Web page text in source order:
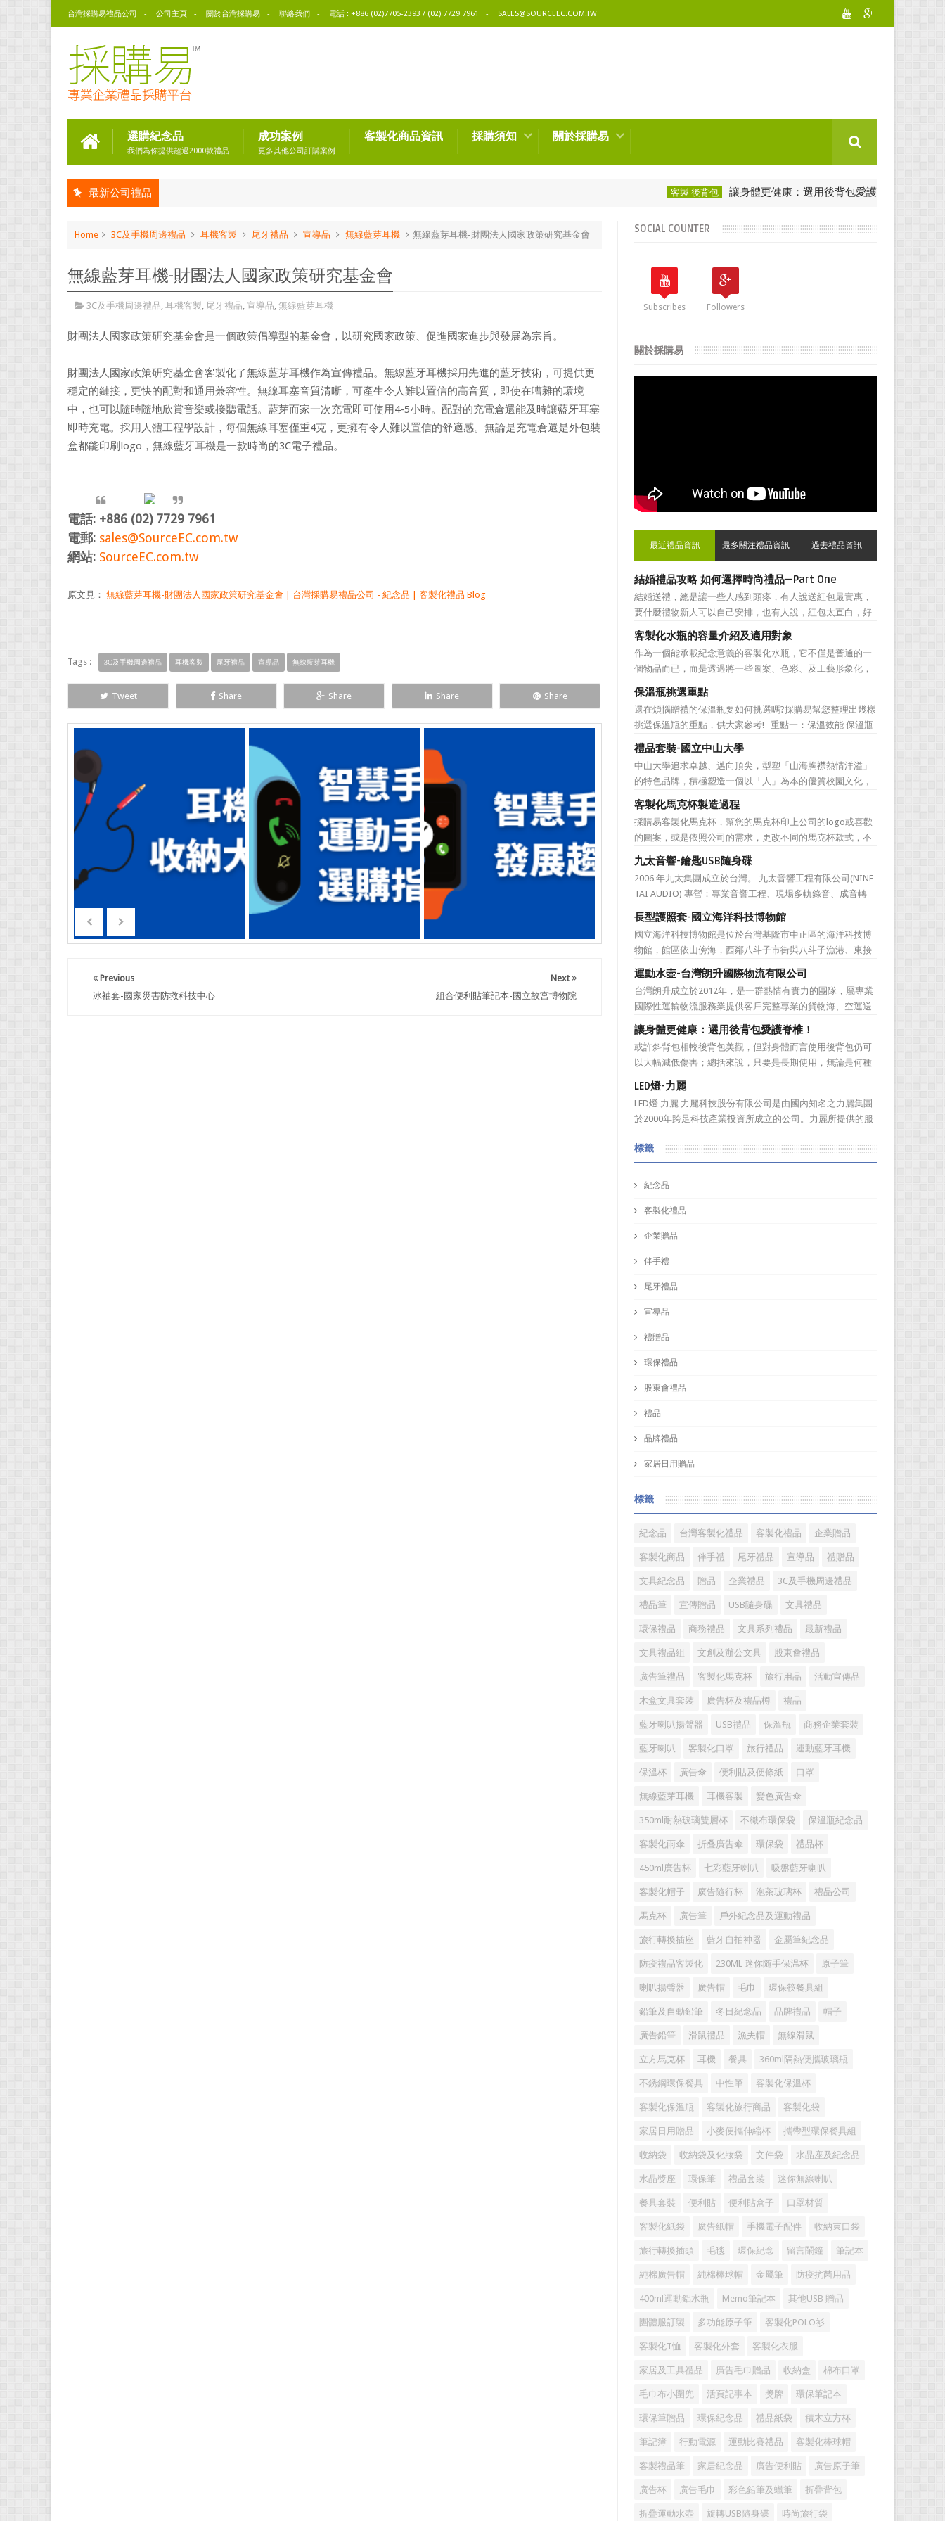
台灣採購易禮品公司 公司主頁 關於台灣採購易 聯絡我們 電話 : +886 (02)7705-2393 / (02) 7729 7961 SALES@SOURCEEC.COM.TW
選購紀念品
我們為你提供超過2000款禮品
成功案例
更多其他公司訂購案例
客製化商品資訊 採購須知 關於採購易
最新公司禮品 客製 後背包 讓身體更健康：選用後背包愛護脊椎！
Home 3C及手機周邊禮品 耳機客製 尾牙禮品 宣導品 無線藍芽耳機 無線藍芽耳機-財團法人國家政策研究基金會
無線藍芽耳機-財團法人國家政策研究基金會
3C及手機周邊禮品, 耳機客製, 尾牙禮品, 宣導品, 無線藍芽耳機
財團法人國家政策研究基金會是一個政策倡導型的基金會，以研究國家政策、促進國家進步與發展為宗旨。 ​
財團法人國家政策研究基金會客製化了無線藍芽耳機作為宣傳禮品。無線藍牙耳機採用先進的藍牙技術，可提供更
穩定的鏈接，更快的配對和通用兼容性。無線耳塞音質清晰，可產生令人難以置信的高音質，即使在嘈雜的環境
中，也可以隨時隨地欣賞音樂或接聽電話。藍芽而家一次充電即可使用4-5小時。配對的充電倉還能及時讓藍牙耳塞
即時充電。採用人體工程學設計，每個無線耳塞僅重4克，更擁有令人難以置信的舒適感。無論是充電倉還是外包裝
盒都能印刷logo，無線藍牙耳機是一款時尚的3C電子禮品。
電話: +886 (02) 7729 7961
電郵: sales@SourceEC.com.tw
網站: SourceEC.com.tw
原文見： 無線藍芽耳機-財團法人國家政策研究基金會 | 台灣採購易禮品公司 - 紀念品 | 客製化禮品 Blog
Tags : 3C及手機周邊禮品 耳機客製 尾牙禮品 宣導品 無線藍芽耳機
Tweet Share Share Share Share
Next
組合便利貼筆記本-國立故宮博物院
Previous
冰袖套-國家災害防救科技中心
SOCIAL COUNTER
Subscribes Followers
關於採購易
最近禮品資訊 最多關注禮品資訊 過去禮品資訊
結婚禮品攻略 如何選擇時尚禮品—Part One
結婚送禮，總是讓一些人感到頭疼，有人說送紅包最實惠，
要什麼禮物新人可以自己安排，也有人說，紅包太直白，好
朋友之間還是禮物顯得更加親密。然而，挑選結婚禮物卻一
直是許多人最棘手的任務，送得不好反而怕有影響友誼什麼
的。下面為大家準備的一份簡單的結婚禮品攻略，希望能為
大家排憂解難吧! ...
客製化水瓶的容量介紹及適用對象
作為一個能承載紀念意義的客製化水瓶，它不僅是普通的一
個物品而已，而是透過將一些圖案、色彩、及工藝形象化，
來象徵公司的特有文化。它塑造了公司的品牌，也體現公司
的特色，同時也能表達對於接受贈禮方的感激之情。此外，
作為一樣每天都會用到的必需品，水瓶也含有虛懷若谷、有
容乃大的寓意，適合做...
保溫瓶挑選重點
還在煩惱贈禮的保溫瓶要如何挑選嗎?採購易幫您整理出幾樣
挑選保溫瓶的重點，供大家參考! 重點一：保溫效能 保溫瓶
的包裝外盒或說明書上會標示保溫數據，建議挑選至少6hr且
>68℃的保溫瓶。 重點二：開蓋種類 一鍵開蓋v.s.旋轉開蓋
若使用者會在駕駛期間飲水，則必須...
禮品套裝-國立中山大學
中山大學追求卓越、邁向頂尖，型塑「山海胸襟熱情洋溢」
的特色品牌，積極塑造一個以「人」為本的優質校園文化，
並營造「樂在其中」的工作氛圍，務求成為莘莘學子嚮往，
優秀人才聚集，校友引以為傲，社會高度認同的國際知名一
流大學。 中山大學圖書館圖書與資訊處訂製了 糖果色多層搭
扣文件夾 和 ...
客製化馬克杯製造過程
採購易客製化馬克杯，幫您的馬克杯印上公司的logo或喜歡
的圖案，或是依照公司的需求，更改不同的馬克杯款式，不
管是馬克杯是高矮胖瘦，採購易都能為您客製化馬克杯，製
作一款獨一無二的樣式，但是製作一個馬克杯需要花費多久
的時間呢？相信您看完採購易介紹後，內心也會蠢蠢欲動的
想去手拉坏體驗館...
九太音響-鑰匙USB隨身碟
2006 年九太集團成立於台灣。 九太音響工程有限公司(NINE
TAI AUDIO) 專營：專業音響工程、現場多軌錄音、成音轉
播、音響樂器租賃、工程製作、器材買賣。 2017年，九太企
業滿十週年了！為慶祝九太音響成立十週年，九太音響向 採
購易客製化禮品公司 訂購了一款 鑰匙...
長型護照套-國立海洋科技博物館
國立海洋科技博物館是位於台灣基隆市中正區的海洋科技博
物館，館區依山傍海，西鄰八斗子市街與八斗子漁港、東接
東北角海岸風景特定區，有省道台2線及台鐵深澳線經過，
總面積約48公頃。設有「海洋環境廳」、「海洋科學廳」等
9個展示廳，以及潮境海洋中心、潮境公園、環保復育公
園、八斗子公園等遊憩...
運動水壺-台灣朗升國際物流有限公司
台灣朗升成立於2012年，是一群熱情有實力的團隊，屬專業
國際性運輸物流服務業提供客戶完整專業的貨物海、空運送
服務。服務網遍及全球。秉持”我們用心、 客戶放心”的經營
理念，提供專業、負責、安全、便捷及熱忱的優良服務品
質。多樣式的服務項目滿足您全球化擴展商機的腳步，並可
依客戶之需求提...
讓身體更健康：選用後背包愛護脊椎！
或許斜背包相較後背包美觀，但對身體而言使用後背包仍可
以大幅減低傷害；總括來說，只要是長期使用，無論是何種
背包都會對身體造成一定傷害：背包過重或錯誤的背負姿
勢、先天促量的產品設計等因素都有可能造成使用時的隱性
傷害！ 但若現在開始採用對身體較為輕鬆的後背包即可早日
拯救身體的脊椎。可將...
LED燈-力麗
LED燈 力麗 力麗科技股份有限公司是由國內知名之力麗集團
於2000年跨足科技產業投資所成立的公司。力麗所提供的服
整合服務、解抉方案、資訊安全、儲存系統，網路規劃等加
值服務！ 作為科技公司，訂購禮品又怎能普普通...
標籤
紀念品
客製化禮品
企業贈品
伴手禮
尾牙禮品
宣導品
禮贈品
環保禮品
股東會禮品
禮品
品牌禮品
家居日用贈品
標籤
紀念品 台灣客製化禮品 客製化禮品 企業贈品
客製化商品 伴手禮 尾牙禮品 宣導品 禮贈品
文具紀念品 贈品 企業禮品 3C及手機周邊禮品
禮品筆 宣傳贈品 USB隨身碟 文具禮品
環保禮品 商務禮品 文具系列禮品 最新禮品
文具禮品組 文創及辦公文具 股東會禮品
廣告筆禮品 客製化馬克杯 旅行用品 活動宣傳品
木盒文具套裝 廣告杯及禮品樽 禮品
藍牙喇叭揚聲器 USB禮品 保溫瓶 商務企業套裝
藍牙喇叭 客製化口罩 旅行禮品 運動藍牙耳機
保溫杯 廣告傘 便利貼及便條紙 口罩
無線藍芽耳機 耳機客製 變色廣告傘
350ml耐熱玻璃雙層杯 不織布環保袋 保溫瓶紀念品
客製化雨傘 折叠廣告傘 環保袋 禮品杯
450ml廣告杯 七彩藍牙喇叭 吸盤藍牙喇叭
客製化帽子 廣告隨行杯 泡茶玻璃杯 禮品公司
馬克杯 廣告筆 戶外紀念品及運動禮品
旅行轉換插座 藍牙自拍神器 金屬筆紀念品
防疫禮品客製化 230ML 迷你随手保温杯 原子筆
喇叭揚聲器 廣告帽 毛巾 環保筷餐具組
鉛筆及自動鉛筆 冬日紀念品 品牌禮品 帽子
廣告鉛筆 滑鼠禮品 漁夫帽 無線滑鼠
立方馬克杯 耳機 餐具 360ml隔熱便攜玻璃瓶
不銹鋼環保餐具 中性筆 客製化保溫杯
客製化保溫瓶 客製化旅行商品 客製化袋
家居日用贈品 小麥便攜伸縮杯 攜帶型環保餐具組
收納袋 收納袋及化妝袋 文件袋 水晶座及紀念品
水晶獎座 環保筆 禮品套裝 迷你無線喇叭
餐具套裝 便利貼 便利貼盒子 口罩材質
客製化紙袋 廣告紙帽 手機電子配件 收納束口袋
旅行轉換插頭 毛毯 環保紀念 留言鬧鐘 筆記本
純棉廣告帽 純棉棒球帽 金屬筆 防疫抗菌用品
400ml運動鋁水瓶 Memo筆記本 其他USB 贈品
團體服訂製 多功能原子筆 客製化POLO衫
客製化T恤 客製化外套 客製化衣服
家居及工具禮品 廣告毛巾贈品 收納盒 棉布口罩
毛巾布小圍兜 活頁記事本 獎牌 環保筆記本
環保筆贈品 環保紀念品 禮品紙袋 積木立方杯
筆記簿 行動電源 運動比賽禮品 客製化棒球帽
客製禮品筆 家居紀念品 廣告便利貼 廣告原子筆
廣告杯 廣告毛巾 彩色鉛筆及蠟筆 折疊背包
折疊運動水壺 旋轉USB隨身碟 時尚旅行袋